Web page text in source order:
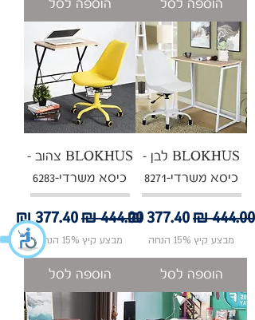
הוספה לסל הוספה לסל
BLOKHUS לבן -
כיסא משרדי-8271
מחיר רגילמחיר מבצע
מבצע קיץ 15% הנחה
הוספה לסל
BLOKHUS צהוב -
כיסא משרדי-6283
מחיר רגילמחיר
מבצע קיץ 15% הנחה
הוספה לסל